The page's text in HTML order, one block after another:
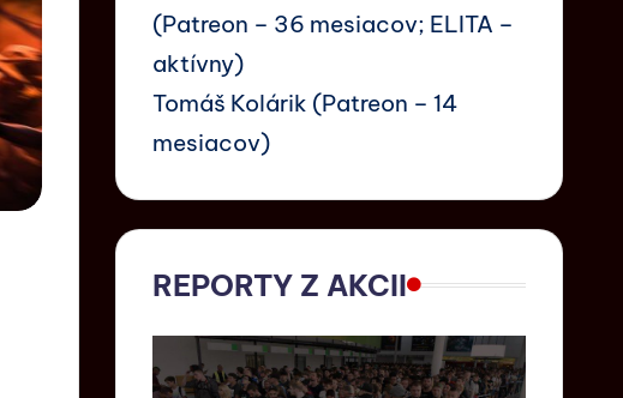
(Patreon – 36 mesiacov; ELITA –
aktívny)
Tomáš Kolárik (Patreon – 14
mesiacov)
REPORTY Z AKCII